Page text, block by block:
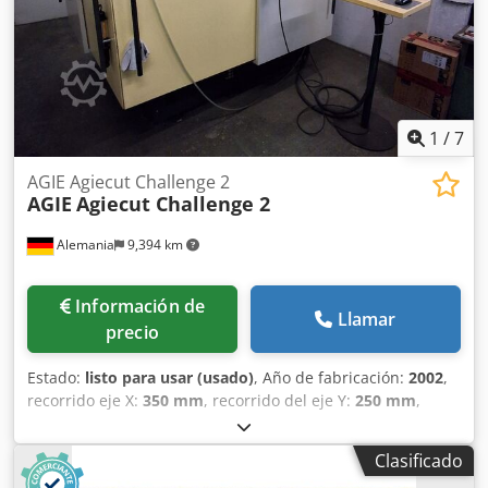
1 /7
Alemania 9,394 km
AGIE Agiecut Challenge 2
AGIE Agiecut Challenge 2
Información de
precio
Llamar
Estado: listo para usar (usado), Año de fabricación: 2002,
recorrido eje X: 350 mm, recorrido del eje Y: 250 mm,
, Diámetro del alambre (máx.):
0.33 mm, peso total:3,600 kg, número de ejes:5, diámetro
del alambre (min.):
, Esta máquina de
Clasificado